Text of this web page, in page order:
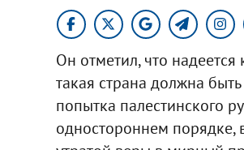
Он отметил, что надеется
такая страна должна
попытка палестинского
одностороннем